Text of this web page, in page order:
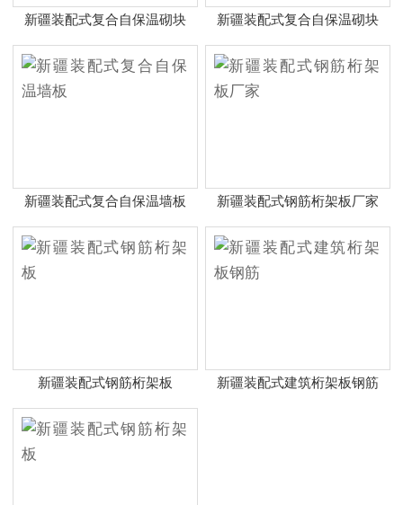
新疆装配式复合自保温砌块 新疆装配式复合自保温砌块
新疆装配式复合自保温墙板 新疆装配式钢筋桁架板厂家
新疆装配式钢筋桁架板 新疆装配式建筑桁架板钢筋